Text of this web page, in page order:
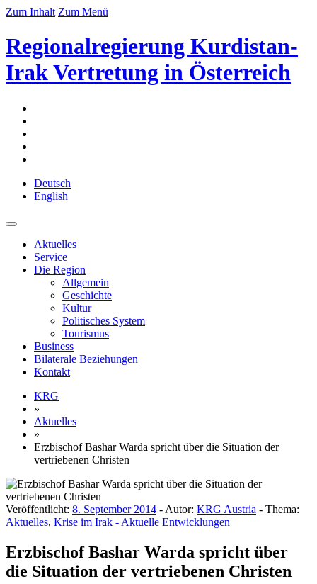
Zum Inhalt Zum Menü
Regionalregierung Kurdistan-
Irak Vertretung in Österreich
Deutsch
English
Aktuelles
Service
Die Region
Allgemein
Geschichte
Kultur
Politisches System
Tourismus
Business
Bilaterale Beziehungen
Kontakt
KRG
»
Aktuelles
»
Erzbischof Bashar Warda spricht über die Situation der
vertriebenen Christen
Veröffentlicht: 8. September 2014 - Autor: KRG Austria - Thema:
Aktuelles, Krise im Irak - Aktuelle Entwicklungen
Erzbischof Bashar Warda spricht über
die Situation der vertriebenen Christen